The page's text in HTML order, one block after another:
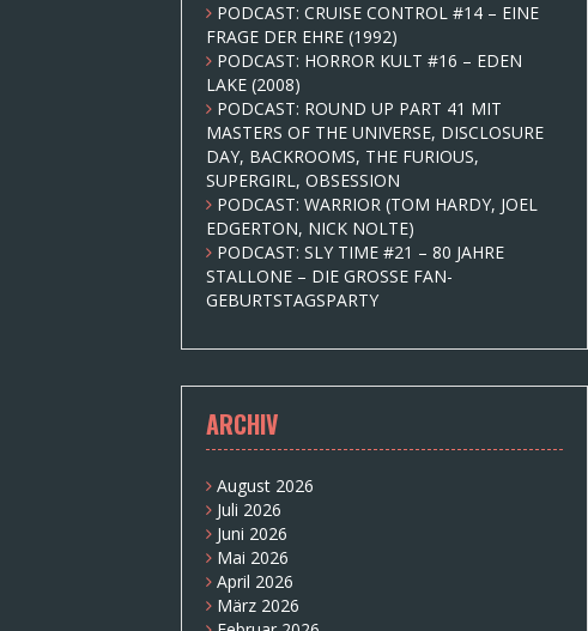
c
h
:
PODCAST: CRUISE CONTROL #14 – EINE
FRAGE DER EHRE (1992)
PODCAST: HORROR KULT #16 – EDEN
LAKE (2008)
PODCAST: ROUND UP PART 41 MIT
MASTERS OF THE UNIVERSE, DISCLOSURE
DAY, BACKROOMS, THE FURIOUS,
SUPERGIRL, OBSESSION
PODCAST: WARRIOR (TOM HARDY, JOEL
EDGERTON, NICK NOLTE)
PODCAST: SLY TIME #21 – 80 JAHRE
STALLONE – DIE GROSSE FAN-
GEBURTSTAGSPARTY
ARCHIV
August 2026
Juli 2026
Juni 2026
Mai 2026
April 2026
März 2026